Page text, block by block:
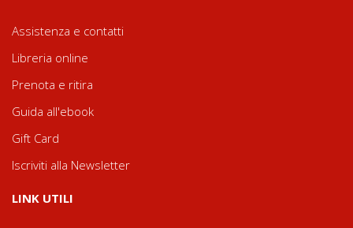
Assistenza e contatti
Libreria online
Prenota e ritira
Guida all'ebook
Gift Card
Iscriviti alla Newsletter
LINK UTILI